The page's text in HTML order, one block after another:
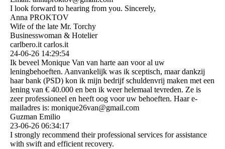
I look forward to hearing from you. Sincerely,
Anna PROKTOV
Wife of the late Mr. Torchy
Businesswoman & Hotelier
carlbero.it carlos.it
24-06-26 14:29:54
Ik beveel Monique Van van harte aan voor al uw
leningbehoeften. Aanvankelijk was ik sceptisch, maar dankzij
haar bank (PSD) kon ik mijn bedrijf schuldenvrij maken met een
lening van € 40.000 en ben ik weer helemaal tevreden. Ze is
zeer professioneel en heeft oog voor uw behoeften. Haar e-
mailadres is: monique26van@gmail.com
Guzman Emilio
23-06-26 06:34:17
I strongly recommend their professional services for assistance
with swift and efficient recovery.